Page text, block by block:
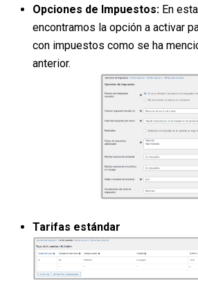
Opciones de Impuestos: En
encontramos la opción a activar
con impuestos como se ha
anterior.
Tarifas estándar